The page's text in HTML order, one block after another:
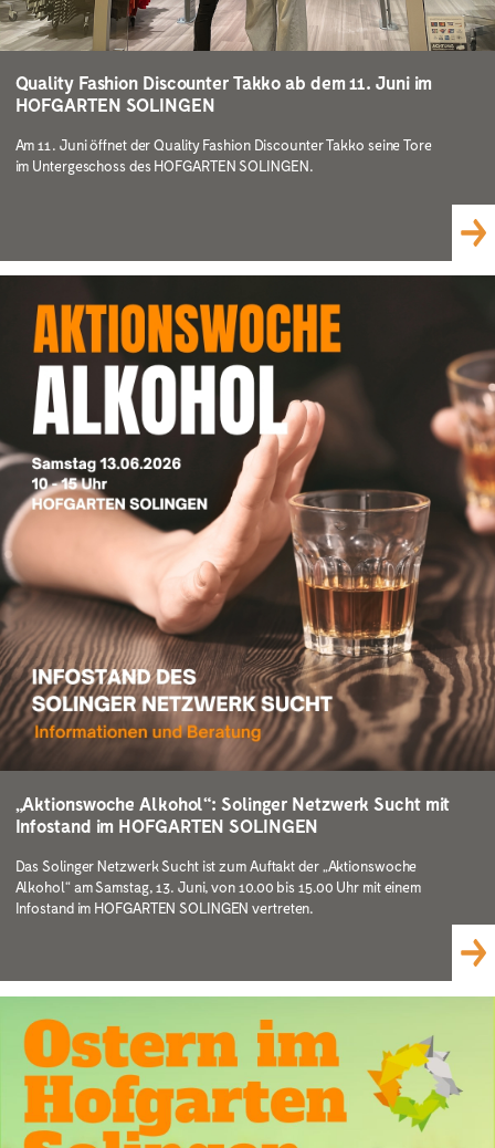
Quality Fashion Discounter Takko ab dem 11. Juni im
HOFGARTEN SOLINGEN
Am 11. Juni öffnet der Quality Fashion Discounter Takko seine Tore
im Untergeschoss des HOFGARTEN SOLINGEN.
„Aktionswoche Alkohol“: Solinger Netzwerk Sucht mit
Infostand im HOFGARTEN SOLINGEN
Das Solinger Netzwerk Sucht ist zum Auftakt der „Aktionswoche
Alkohol“ am Samstag, 13. Juni, von 10.00 bis 15.00 Uhr mit einem
Infostand im HOFGARTEN SOLINGEN vertreten.